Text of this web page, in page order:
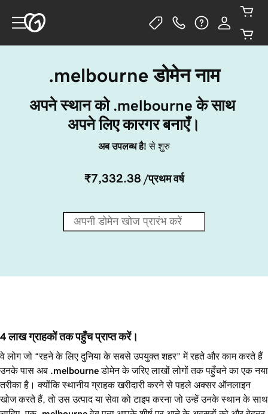
.melbourne डोमेन नाम
अपने स्थान को .melbourne के साथ
अपने लिए कारगर बनाएँ।
अब उपलब्ध है!से शुरु
₹7,332.38 /प्रथम वर्ष
4 लाख ग्राहकों तक पहुँच प्राप्त करें।
वे लोग जो “रहने के लिए दुनिया के सबसे उपयुक्त शहर” में रहते और काम करते हैं
उनके पास अब .melbourneडोमेन के जरिए लाखों लोगों तक पहुँचने का एक नया
तरीका है। क्योंकि स्थानीय ग्राहक खरीदारी करने से पहले अक्सर ऑनलाइन
खोज करते हैं, तो उस उत्पाद या सेवा को टाइप करना जो उन्हें उनके स्थान के साथ